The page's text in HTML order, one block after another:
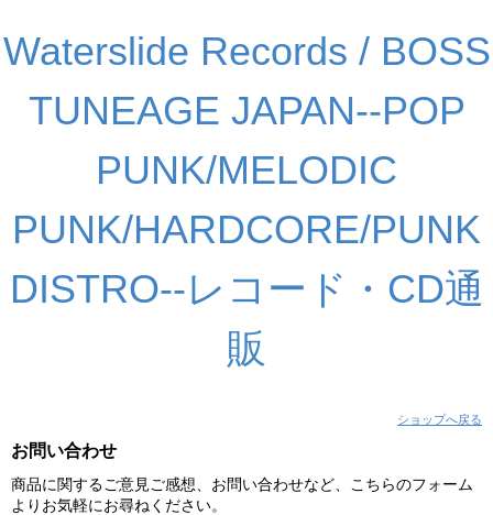
Waterslide Records / BOSS
TUNEAGE JAPAN--POP
PUNK/MELODIC
PUNK/HARDCORE/PUNK
DISTRO--レコード・CD通
販
ショップへ戻る
お問い合わせ
商品に関するご意見ご感想、お問い合わせなど、こちらのフォーム
よりお気軽にお尋ねください。